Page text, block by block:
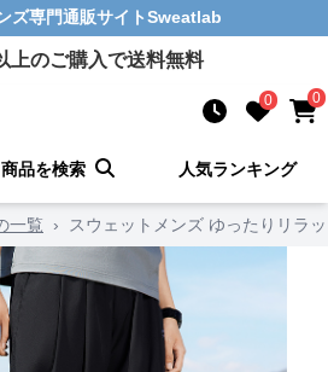
ズ専門通販サイトSweatlab
上のご購入で送料無料
0 0
商品を検索 人気ランキング
一覧 › スウェットメンズ ゆったりリラ